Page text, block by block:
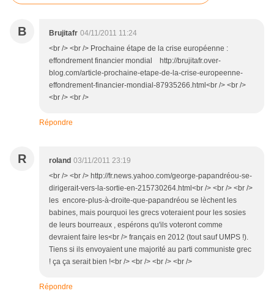
B Brujitafr 04/11/2011 11:24
<br /> <br /> Prochaine étape de la crise européenne :
effondrement financier mondial http://brujitafr.over-
blog.com/article-prochaine-etape-de-la-crise-europeenne-
effondrement-financier-mondial-87935266.html<br /> <br />
<br /> <br />
Répondre
R roland 03/11/2011 23:19
<br /> <br /> http://fr.news.yahoo.com/george-papandréou-se-
dirigerait-vers-la-sortie-en-215730264.html<br /> <br /> <br />
les encore-plus-à-droite-que-papandréou se lèchent les
babines, mais pourquoi les grecs voteraient pour les sosies
de leurs bourreaux , espérons qu'ils voteront comme
devraient faire les<br /> français en 2012 (tout sauf UMPS !).
Tiens si ils envoyaient une majorité au parti communiste grec
! ça ça serait bien !<br /> <br /> <br /> <br />
Répondre